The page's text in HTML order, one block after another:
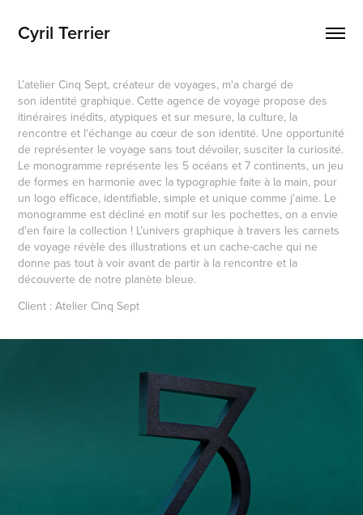
Cyril Terrier
L’atelier Cinq Sept, créateur de voyages, m'a chargé de
son identité graphique. Cette agence de voyage propose des
itinéraires inédits, atypiques et sur mesure, la culture, la
rencontre et l'échange au cœur de son identité. Une opportunité
de représenter le voyage sans tout dévoiler, susciter la curiosité.
Le monogramme représente les 5 océans et 7 continents, un jeu
de formes en harmonie avec la typographie faite à la main, pour
un logo efficace, identifiable, simple et unique comme j'aime. Le
monogramme est décliné en motif sur les pochettes, on a envie
d'en faire la collection ! L’univers graphique à travers les carnets
de voyage révèle des illustrations et un cache-cache qui ne
donne pas tout à voir avant de partir à la rencontre et la
découverte de notre planète bleue.
Client : Atelier Cinq Sept